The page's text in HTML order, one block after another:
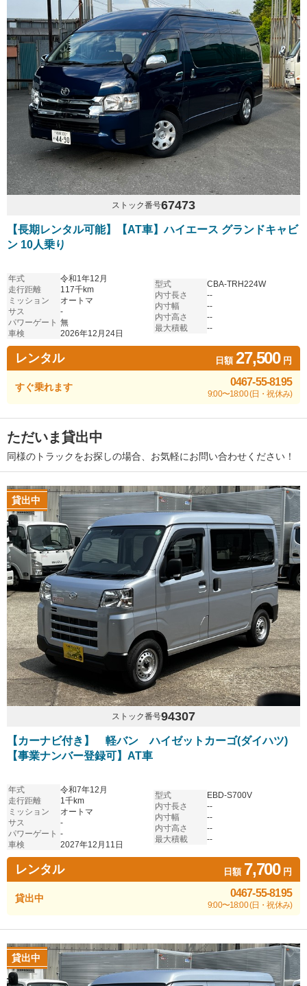
ストック番号67473
【長期レンタル可能】【AT車】ハイエース グランドキャビ
ン 10人乗り
年式
令和1年12月
走行距離
117千km
ミッション
オートマ
サス
-
パワーゲート 無
車検
2026年12月24日
型式
CBA-TRH224W
内寸長さ
--
内寸幅
--
内寸高さ
--
最大積載
--
レンタル 日額27,500円
すぐ乗れます 0467-55-8195
9:00〜18:00 (日・祝休み)
ただいま貸出中
同様のトラックをお探しの場合、お気軽にお問い合わせください！
貸出中
ストック番号94307
【カーナビ付き】 軽バン ハイゼットカーゴ(ダイハツ)
【事業ナンバー登録可】AT車
年式
令和7年12月
走行距離
1千km
ミッション
オートマ
サス
-
パワーゲート -
車検
2027年12月11日
型式
EBD-S700V
内寸長さ
--
内寸幅
--
内寸高さ
--
最大積載
--
レンタル 日額 7,700円
貸出中 0467-55-8195
9:00〜18:00 (日・祝休み)
貸出中